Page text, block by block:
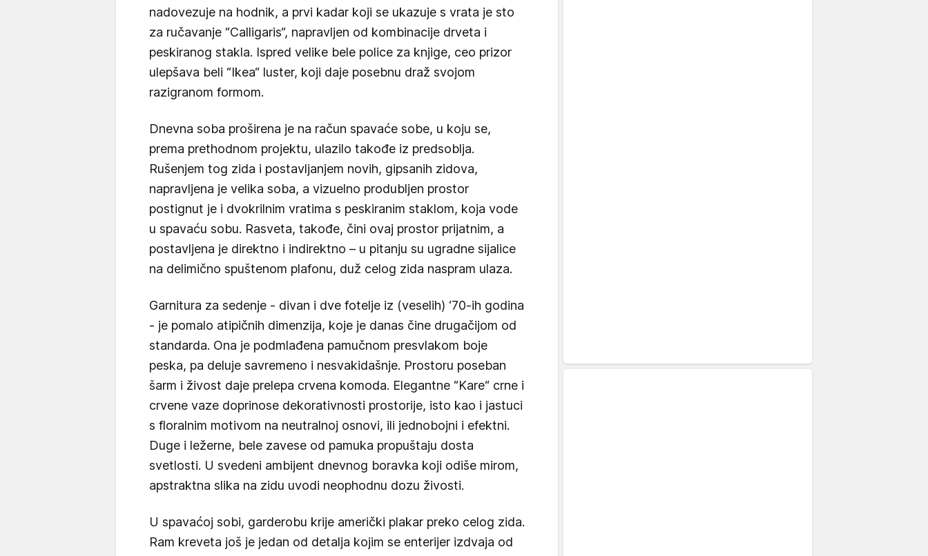
nadovezuje na hodnik, a prvi kadar koji se ukazuje s vrata je sto
za ručavanje “Calligaris“, napravljen od kombinacije drveta i
peskiranog stakla. Ispred velike bele police za knjige, ceo prizor
ulepšava beli “Ikea“ luster, koji daje posebnu draž svojom
razigranom formom.
Dnevna soba proširena je na račun spavaće sobe, u koju se,
prema prethodnom projektu, ulazilo takođe iz predsoblja.
Rušenjem tog zida i postavljanjem novih, gipsanih zidova,
napravljena je velika soba, a vizuelno produbljen prostor
postignut je i dvokrilnim vratima s peskiranim staklom, koja vode
u spavaću sobu. Rasveta, takođe, čini ovaj prostor prijatnim, a
postavljena je direktno i indirektno – u pitanju su ugradne sijalice
na delimično spuštenom plafonu, duž celog zida naspram ulaza.
Garnitura za sedenje - divan i dve fotelje iz (veselih) ‘70-ih godina
- je pomalo atipičnih dimenzija, koje je danas čine drugačijom od
standarda. Ona je podmlađena pamučnom presvlakom boje
peska, pa deluje savremeno i nesvakidašnje. Prostoru poseban
šarm i živost daje prelepa crvena komoda. Elegantne “Kare“ crne i
crvene vaze doprinose dekorativnosti prostorije, isto kao i jastuci
s floralnim motivom na neutralnoj osnovi, ili jednobojni i efektni.
Duge i ležerne, bele zavese od pamuka propuštaju dosta
svetlosti. U svedeni ambijent dnevnog boravka koji odiše mirom,
apstraktna slika na zidu uvodi neophodnu dozu živosti.
U spavaćoj sobi, garderobu krije američki plakar preko celog zida.
Ram kreveta još je jedan od detalja kojim se enterijer izdvaja od